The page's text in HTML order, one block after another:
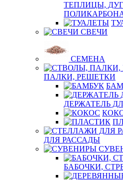
ТЕПЛИЦЫ,
СВЕЧИ
СЕМЕНА
ПАЛКИ, РЕШЕТКИ
ДЕРЖАТЕЛЬ
ДЛЯ РАССАДЫ
БАБОЧКИ,